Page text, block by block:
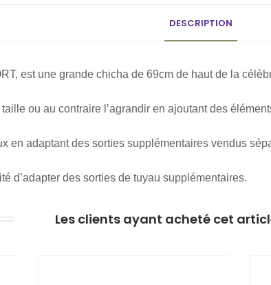
DESCRIPTION
est une grande chicha de 69cm de haut de la
ou au contraire l’agrandir en ajoutant des
en adaptant des sorties supplémentaires vendus
d’adapter des sorties de tuyau supplémentaires.
Les clients ayant acheté cet